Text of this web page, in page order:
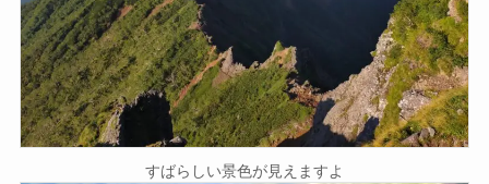
すばらしい景色が見えますよ